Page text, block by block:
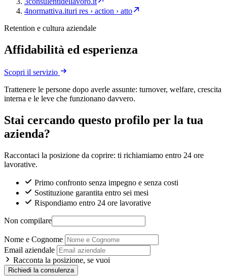
4normattiva.ituri res › action › atto
Retention e cultura aziendale
Affidabilità ed esperienza
Scopri il servizio
Trattenere le persone dopo averle assunte: turnover, welfare, crescita
interna e le leve che funzionano davvero.
Stai cercando questo profilo per la tua
azienda?
Raccontaci la posizione da coprire: ti richiamiamo entro 24 ore
lavorative.
Primo confronto senza impegno e senza costi
Sostituzione garantita entro sei mesi
Rispondiamo entro 24 ore lavorative
Non compilare
Nome e Cognome
Email aziendale
Racconta la posizione, se vuoi
Richiedi la consulenza